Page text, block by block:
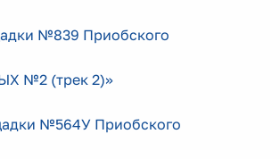
№839 Приобского
№2 (трек 2)»
№564У Приобского